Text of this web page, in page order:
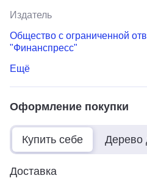
Издатель
Общество с ограниченной
"Финанспресс"
Ещё
Оформление покупки
Купить себе Дерево
Доставка